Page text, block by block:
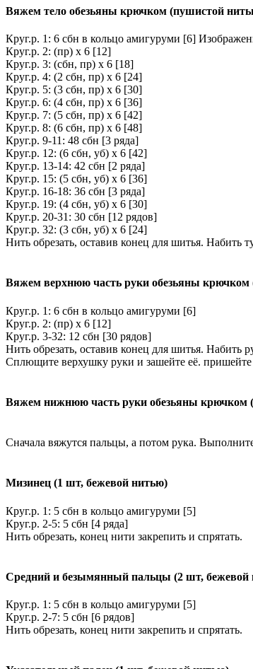
Вяжем тело обезьяны крючком (пушистой
Круг.р. 1: 6 сбн в кольцо амигуруми [6]
Круг.р. 2: (пр) х 6 [12]
Круг.р. 3: (сбн, пр) х 6 [18]
Круг.р. 4: (2 сбн, пр) х 6 [24]
Круг.р. 5: (3 сбн, пр) х 6 [30]
Круг.р. 6: (4 сбн, пр) х 6 [36]
Круг.р. 7: (5 сбн, пр) х 6 [42]
Круг.р. 8: (6 сбн, пр) х 6 [48]
Круг.р. 9-11: 48 сбн [3 ряда]
Круг.р. 12: (6 сбн, уб) х 6 [42]
Круг.р. 13-14: 42 сбн [2 ряда]
Круг.р. 15: (5 сбн, уб) х 6 [36]
Круг.р. 16-18: 36 сбн [3 ряда]
Круг.р. 19: (4 сбн, уб) х 6 [30]
Круг.р. 20-31: 30 сбн [12 рядов]
Круг.р. 32: (3 сбн, уб) х 6 [24]
Нить обрезать, оставив конец для шитья.
Вяжем верхнюю часть руки обезьяны
Круг.р. 1: 6 сбн в кольцо амигуруми [6]
Круг.р. 2: (пр) х 6 [12]
Круг.р. 3-32: 12 сбн [30 рядов]
Нить обрезать, оставив конец для шитья. Набить
Сплющите верхушку руки и зашейте её.
Вяжем нижнюю часть руки обезьяны крючком
Сначала вяжутся пальцы, а потом рука.
Мизинец (1 шт, бежевой нитью)
Круг.р. 1: 5 сбн в кольцо амигуруми [5]
Круг.р. 2-5: 5 сбн [4 ряда]
Нить обрезать, конец нити закрепить и спрятать.
Средний и безымянный пальцы (2 шт, бежевой
Круг.р. 1: 5 сбн в кольцо амигуруми [5]
Круг.р. 2-7: 5 сбн [6 рядов]
Нить обрезать, конец нити закрепить и спрятать.